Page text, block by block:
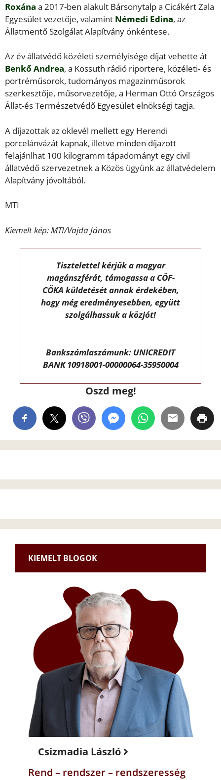
Roxána a 2017-ben alakult Bársonytalp a Cicákért Zala
Egyesület vezetője, valamint Némedi Edina, az
Állatmentő Szolgálat Alapítvány önkéntese.
Az év állatvédő közéleti személyisége díjat vehette át
Benkő Andrea, a Kossuth rádió riportere, közéleti- és
portréműsorok, tudományos magazinműsorok
szerkesztője, műsorvezetője, a Herman Ottó Országos
Állat-és Természetvédő Egyesület elnökségi tagja.
A díjazottak az oklevél mellett egy Herendi
porcelánvázát kapnak, illetve minden díjazott
felajánlhat 100 kilogramm tápadományt egy civil
állatvédő szervezetnek a Közös ügyünk az állatvédelem
Alapítvány jóvoltából.
MTI
Kiemelt kép: MTI/Vajda János
Tisztelettel kérjük a magyar
magánszférát, támogassa a CÖF-
CÖKA küldetését annak érdekében,
hogy még eredményesebben, együtt
szolgálhassuk a közjót!
Bankszámlaszámunk: UNICREDIT
BANK 10918001-00000064-35950004
Oszd meg!
KIEMELT BLOGOK
Csizmadia László
Rend – rendszer – rendszeresség